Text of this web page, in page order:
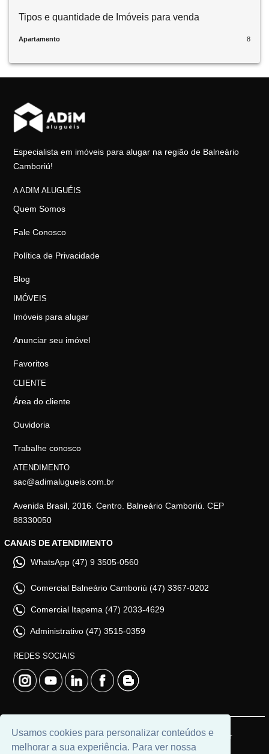
Usamos cookies para personalizar conteúdos e
melhorar a sua experiência. Para ver nossa
Tipos e quantidade de Imóveis para venda
Apartamento 8
Especialista em imóveis para alugar na região de Balneário
Camboriú!
A ADIM ALUGUÉIS
Quem Somos
Fale Conosco
Política de Privacidade
Blog
IMÓVEIS
Imóveis para alugar
Anunciar seu imóvel
Favoritos
CLIENTE
Área do cliente
Ouvidoria
Trabalhe conosco
ATENDIMENTO
sac@adimalugueis.com.br
Avenida Brasil, 2016. Centro. Balneário Camboriú. CEP
88330050
CANAIS DE ATENDIMENTO
WhatsApp (47) 9 3505-0560
Comercial Balneário Camboriú (47) 3367-0202
Comercial Itapema (47) 2033-4629
Administrativo (47) 3515-0359
REDES SOCIAIS
© 2026 | Adim Aluguéis | CRECI: 3235J | Desenvolvido por
Universal Software.